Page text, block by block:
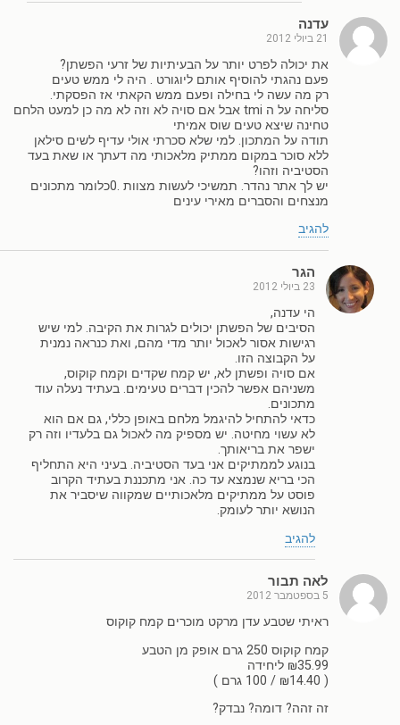
עדנה
21 ביולי 2012
את יכולה לפרט יותר על הבעיתיות של זרעי הפשתן?
פעם נהגתי להוסיף אותם ליוגורט . היה לי ממש טעים
רק מה עשה לי בחילה ופעם ממש הקאתי אז הפסקתי.
סליחה על ה tmi אבל אם סויה לא וזה לא מה כן למעט הלחם
טחינה שיצא טעים שוס אמיתי
תודה על המתכון. למי שלא סכרתי אולי עדיף לשים סילאן
ללא סוכר במקום ממתיק מלאכותי מה דעתך או שאת בעד
הסטיביה וזהו?
יש לך אתר נהדר. תמשיכי לעשות מצוות .0כלומר מתכונים
מנצחים והסברים מאירי עינים
להגיב
הגר
23 ביולי 2012
הי עדנה,
הסיבים של הפשתן יכולים לגרות את הקיבה. למי שיש
רגישות אסור לאכול יותר מדי מהם, ואת כנראה נמנית
על הקבוצה הזו.
אם סויה ופשתן לא, יש קמח שקדים וקמח קוקוס,
משניהם אפשר להכין דברים טעימים. בעתיד נעלה עוד
מתכונים.
כדאי להתחיל להיגמל מלחם באופן כללי, גם אם הוא
לא עשוי מחיטה. יש מספיק מה לאכול גם בלעדיו וזה רק
ישפר את בריאותך.
בנוגע לממתיקים אני בעד הסטיביה. בעיני היא התחליף
הכי בריא שנמצא עד כה. אני מתכננת בעתיד הקרוב
פוסט על ממתיקים מלאכותיים שמקווה שיסביר את
הנושא יותר לעומק.
להגיב
לאה תבור
5 בספטמבר 2012
ראיתי שטבע עדן מרקט מוכרים קמח קוקוס
קמח קוקוס 250 גרם אופק מן הטבע
₪35.99 ליחידה
( ₪14.40 / 100 גרם )
זה זהה? דומה? נבדק?